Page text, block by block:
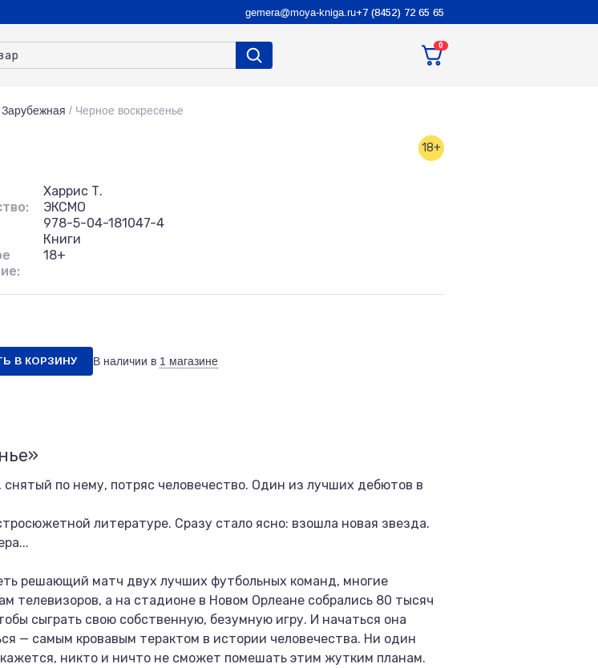
gemera@moya-kniga.ru+7 (8452) 72 65 65
0
Зарубежная / Черное воскресенье
18+
Харрис Т.
ЭКСМО
978-5-04-181047-4
Книги
18+
В КОРЗИНУ В наличии в 1 магазине
по нему, потряс человечество. Один из лучших дебютов в
литературе. Сразу стало ясно: взошла новая звезда.
решающий матч двух лучших футбольных команд, многие
телевизоров, а на стадионе в Новом Орлеане собрались 80 тысяч
сыграть свою собственную, безумную игру. И начаться она
— самым кровавым терактом в истории человечества. Ни один
никто и ничто не сможет помешать этим жутким планам.